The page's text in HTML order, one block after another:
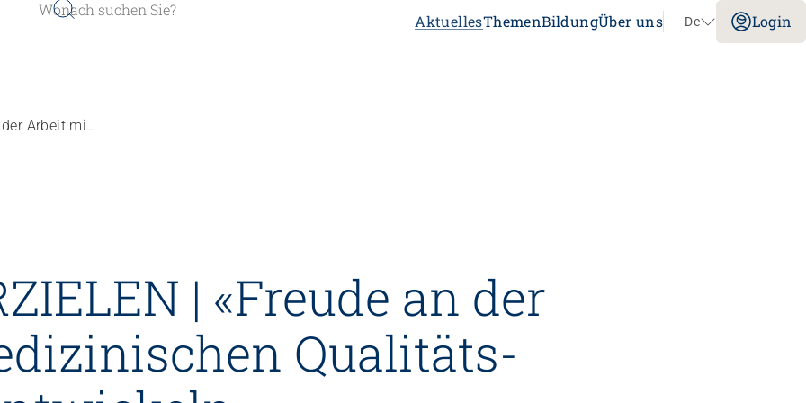
Navigation überspringen
AktuellesThemenBildungÜber uns De Login
finden
Führung und Management
Kindheits- und Sozialpädagogik
Pflege und Betreuung
Gastronomie und Hauswirtschaft
QUALITÄT ERZIELEN | «Freude an der Arbeit mit medizinischen Qualitäts­indikatoren entwickeln»
| «Freude an der
Qualitäts­